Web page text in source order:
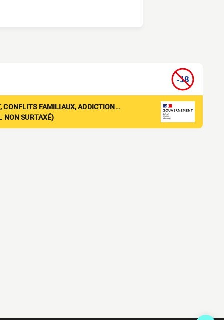
CONFLITS FAMILIAUX, ADDICTION…
NON SURTAXÉ)